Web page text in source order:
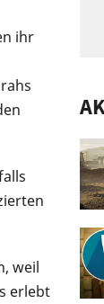
ihr
weil
erlebt